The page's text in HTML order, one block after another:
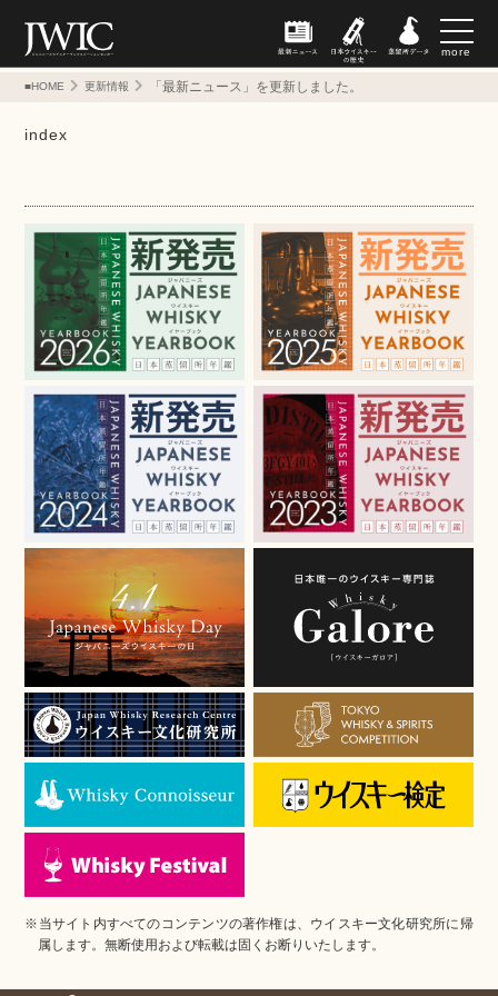
more
■HOME 更新情報 「最新ニュース」を更新しました。
index
※当サイト内すべてのコンテンツの著作権は、ウイスキー文化研究所に帰
属します。無断使用および転載は固くお断りいたします。